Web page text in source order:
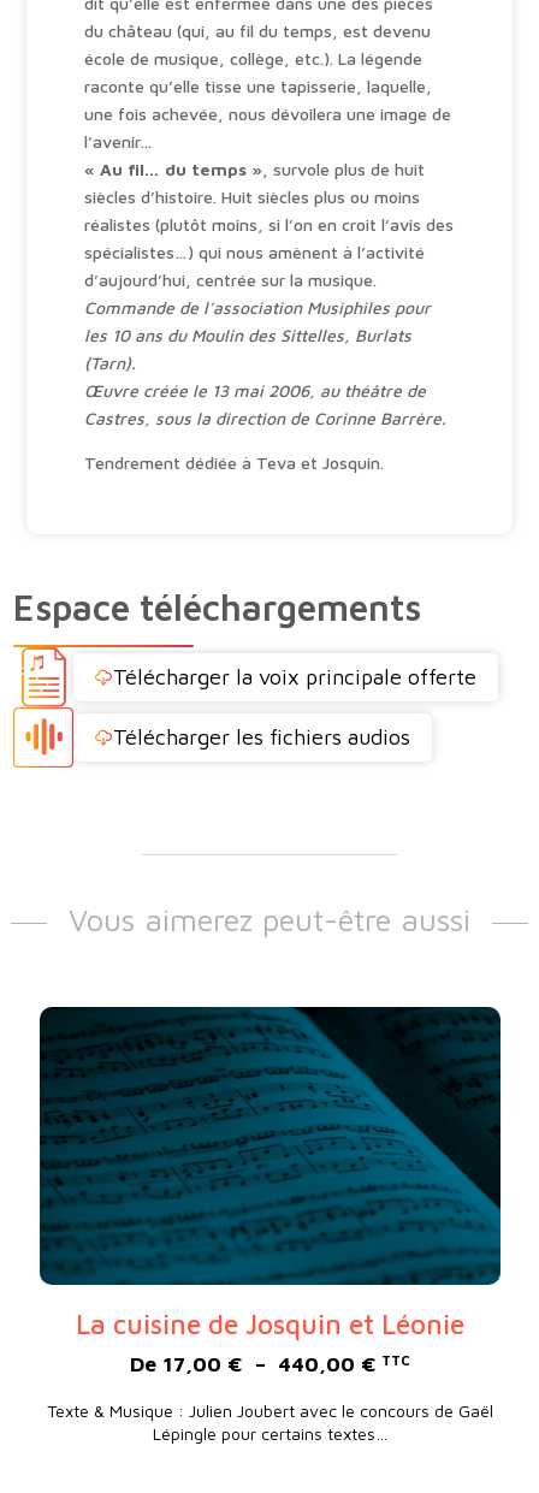
du château (qui, au fil du temps, est devenu
école de musique, collège, etc.). La légende
raconte qu’elle tisse une tapisserie, laquelle,
une fois achevée, nous dévoilera une image de
l’avenir…
« Au fil… du temps » , survole plus de huit
siècles d’histoire. Huit siècles plus ou moins
réalistes (plutôt moins, si l’on en croit l’avis des
spécialistes…) qui nous amènent à l’activité
d’aujourd’hui, centrée sur la musique.
Commande de l’association Musiphiles pour
les 10 ans du Moulin des Sittelles, Burlats
(Tarn).
Œuvre créée le 13 mai 2006, au théâtre de
Castres, sous la direction de Corinne Barrère.
Tendrement dédiée à Teva et Josquin.
Espace téléchargements
Télécharger la voix principale offerte
Télécharger les fichiers audios
Vous aimerez peut-être aussi
La cuisine de Josquin et Léonie
De 17,00 € – 440,00 €Plage de prix :
TTC
Texte & Musique : Julien Joubert avec le concours de Gaël
Lépingle pour certains textes…